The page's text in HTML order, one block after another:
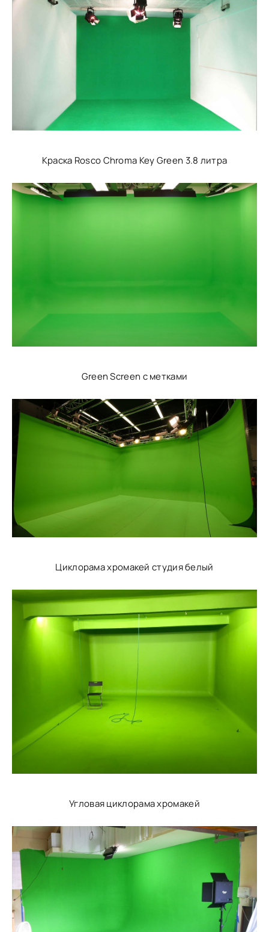
Краска Rosco Chroma Key Green 3.8 литра
Green Screen с метками
Циклорама хромакей студия белый
Угловая циклорама хромакей